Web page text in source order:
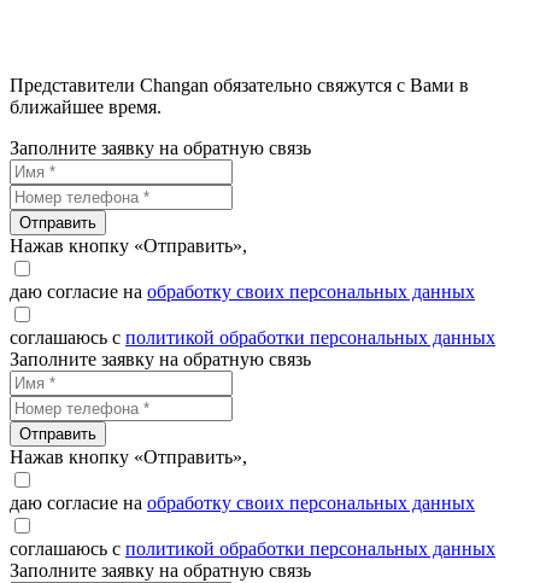
Представители Changan обязательно свяжутся с Вами в
ближайшее время.
Заполните заявку на обратную связь
Отправить
Нажав кнопку «Отправить»,
даю согласие на обработку своих персональных данных
соглашаюсь с политикой обработки персональных данных
Заполните заявку на обратную связь
Отправить
Нажав кнопку «Отправить»,
даю согласие на обработку своих персональных данных
соглашаюсь с политикой обработки персональных данных
Заполните заявку на обратную связь